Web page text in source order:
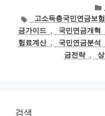
태
그
고소득층국민연금보
금가이드 , 국민연금개혁
험료계산 , 국민연금분석
금전략 ,
검색